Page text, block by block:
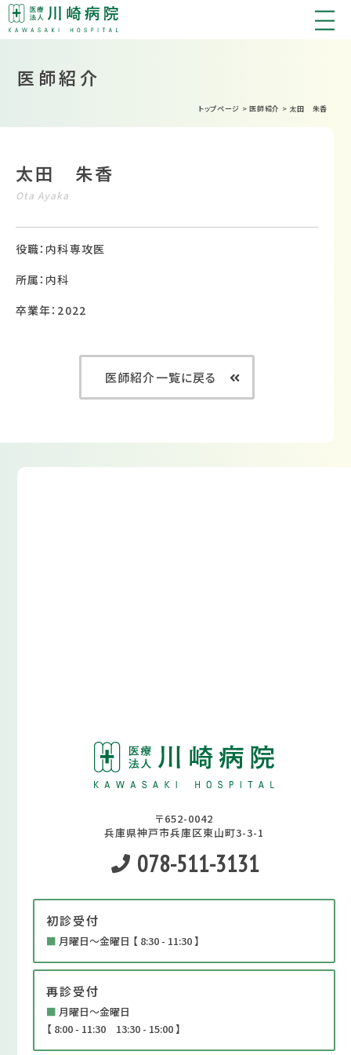
医師紹介
トップページ >医師紹介 > 太田 朱香
太田 朱香
Ota Ayaka
役職：内科専攻医
所属：内科
卒業年：2022
医師紹介一覧に戻る
〒652-0042
兵庫県神戸市兵庫区東山町3-3-1
078-511-3131
初診受付
■ 月曜日～金曜日 【 8:30 - 11:30 】
再診受付
■ 月曜日～金曜日
【 8:00 - 11:30 13:30 - 15:00 】